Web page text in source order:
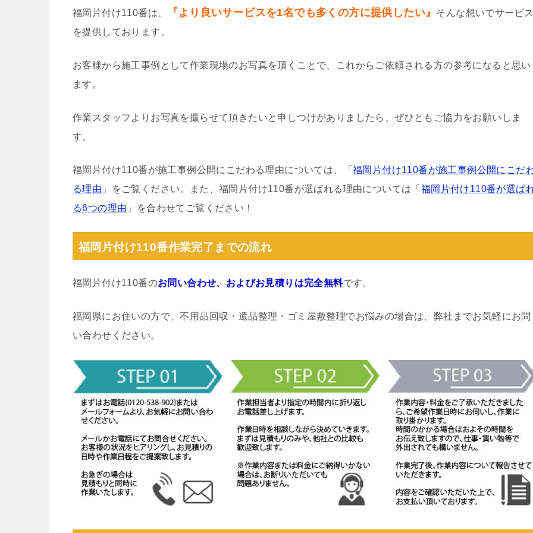
福岡片付け110番は、 『より良いサービスを1名でも多くの方に提供したい』
そんな想いでサービス
を提供しております。
お客様から施工事例として作業現場のお写真を頂くことで、これからご依頼される方の参考になると思い
ます。
作業スタッフよりお写真を撮らせて頂きたいと申しつけがありましたら、ぜひともご協力をお願いしま
す。
福岡片付け110番が施工事例公開にこだわる理由については、「 福岡片付け110番が施工事例公開にこだ
る理由 」をご覧ください。また、福岡片付け110番が選ばれる理由については「 福岡片付け110番が選ば
る6つの理由 」を合わせてご覧ください！
福岡片付け110番作業完了までの流れ
福岡片付け110番のお問い合わせ、およびお見積りは完全無料です。
福岡県にお住いの方で、不用品回収・遺品整理・ゴミ屋敷整理でお悩みの場合は、弊社までお気軽にお問
い合わせください。